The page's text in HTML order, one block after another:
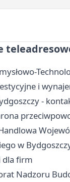
i
-
w
dla firm
Nadzoru